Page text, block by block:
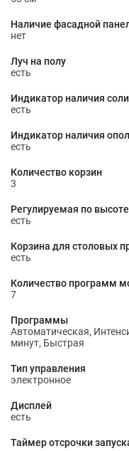
Наличие фасадной
нет
Луч на полу
есть
Индикатор наличия соли
есть
Индикатор наличия
есть
Количество корзин
3
Регулируемая по
есть
Корзина для столовых
есть
Количество программ
7
Программы
Автоматическая,
минут, Быстрая
Тип управления
электронное
Дисплей
есть
Таймер отсрочки